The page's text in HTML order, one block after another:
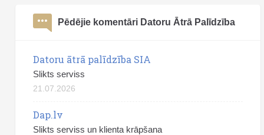
Pēdējie komentāri Datoru Ātrā Palīdzība
Datoru ātrā palīdzība SIA
Slikts serviss
21.07.2026
Dap.lv
Slikts serviss un klienta krāpšana